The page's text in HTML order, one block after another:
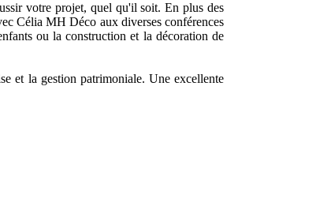
votre projet, quel qu'il soit. En plus des
Célia MH Déco aux diverses conférences
ou la construction et la décoration de
et la gestion patrimoniale. Une excellente